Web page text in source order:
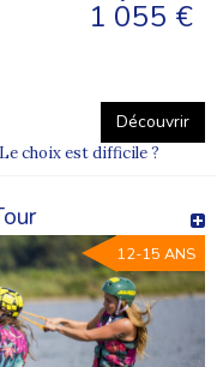
1 055 €
Découvrir
choix est difficile ?
12-15 ANS